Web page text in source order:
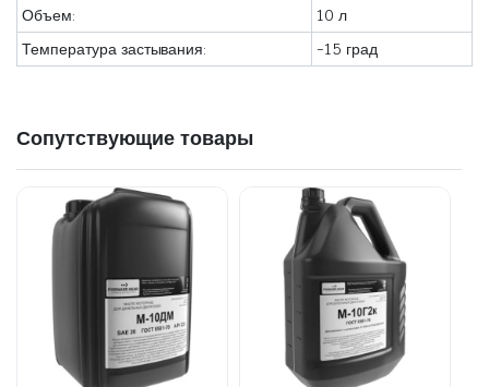
Объем:
10 л
Температура застывания:
-15 град
Сопутствующие товары